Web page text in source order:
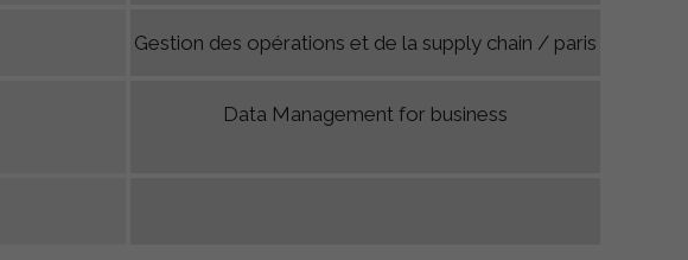
Gestion des opérations et de la supply chain / paris
Data Management for business